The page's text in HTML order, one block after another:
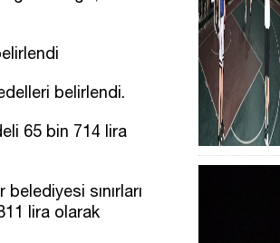
belirlendi.
65 bin 714 lira
sınırları
lira olarak